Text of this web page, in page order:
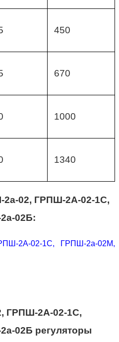
450
670
1000
1340
02, ГРПШ-2А-02-1С,
02Б:
ГРПШ-2А-02-1С,
02Б регуляторы